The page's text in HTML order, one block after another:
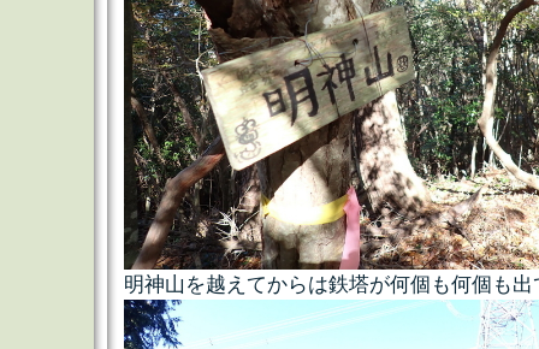
明神山を越えてからは鉄塔が何個も何個も